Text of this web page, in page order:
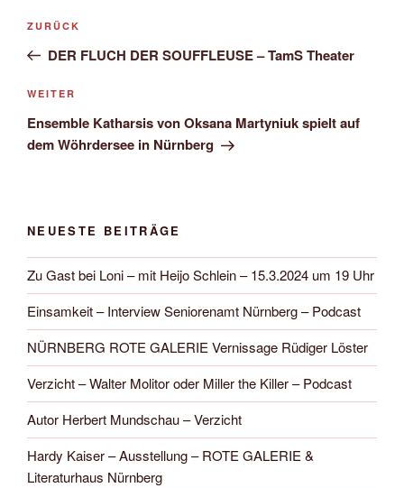
Beitragsnavigation
Vorheriger
Beitrag
ZURÜCK
DER FLUCH DER SOUFFLEUSE – TamS Theater
Nächster
Beitrag
WEITER
Ensemble Katharsis von Oksana Martyniuk spielt auf
dem Wöhrdersee in Nürnberg
NEUESTE BEITRÄGE
Zu Gast bei Loni – mit Heijo Schlein – 15.3.2024 um 19 Uhr
Einsamkeit – Interview Seniorenamt Nürnberg – Podcast
NÜRNBERG ROTE GALERIE Vernissage Rüdiger Löster
Verzicht – Walter Molitor oder Miller the Killer – Podcast
Autor Herbert Mundschau – Verzicht
Hardy Kaiser – Ausstellung – ROTE GALERIE &
Literaturhaus Nürnberg